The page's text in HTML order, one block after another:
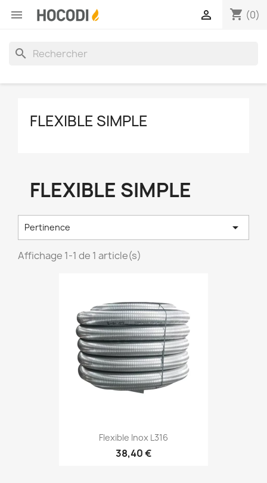
 shopping_cart (0)

search
FLEXIBLE SIMPLE
FLEXIBLE SIMPLE
Pertinence 
Affichage 1-1 de 1 article(s)
Flexible Inox L316
38,40 €